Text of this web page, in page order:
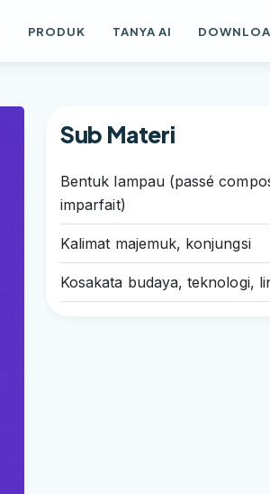
PRODUK TANYA AI
Sub Materi
Bentuk lampau (passé
imparfait)
Kalimat majemuk, konjungsi
Kosakata budaya, teknologi,